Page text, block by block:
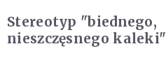
Stereotyp "biednego,
nieszczęsnego kaleki"